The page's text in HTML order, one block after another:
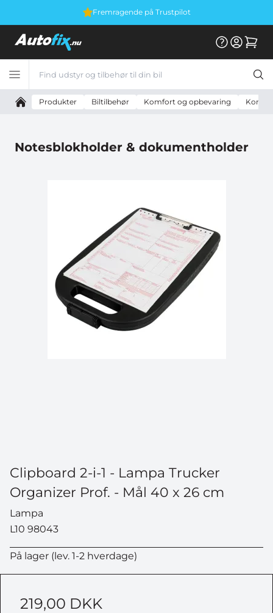
Vi er E-mærket
Produkter Biltilbehør Komfort og opbevaring Kontor
Notesblokholder & dokumentholder
Clipboard 2-i-1 - Lampa Trucker
Organizer Prof. - Mål 40 x 26 cm
Lampa
L10 98043
På lager (lev. 1-2 hverdage)
219,00 DKK